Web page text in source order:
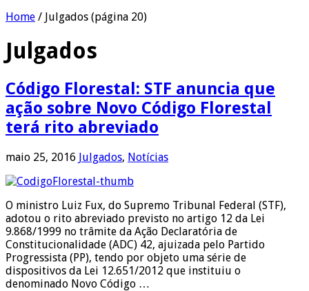
Home / Julgados (página 20)
Julgados
Código Florestal: STF anuncia que
ação sobre Novo Código Florestal
terá rito abreviado
maio 25, 2016 Julgados, Notícias
O ministro Luiz Fux, do Supremo Tribunal Federal (STF),
adotou o rito abreviado previsto no artigo 12 da Lei
9.868/1999 no trâmite da Ação Declaratória de
Constitucionalidade (ADC) 42, ajuizada pelo Partido
Progressista (PP), tendo por objeto uma série de
dispositivos da Lei 12.651/2012 que instituiu o
denominado Novo Código …